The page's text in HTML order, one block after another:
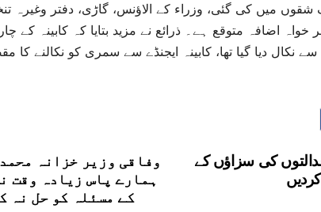
مختلف شقوں میں کی گئی، وزراء کے الاؤنس، گاڑی، دفتر
خواہ اضافہ متوقع ہے۔ ذرائع نے مزید بتایا کہ کابینہ
دیا گیا تھا، کابینہ ایجنڈے سے سمری کو نکالنے کا
کی سزاؤں کے
وفاقی وزیر خزانہ
ہمارے پاس زیادہ وقت
کے مسئلہ کو حل نہ